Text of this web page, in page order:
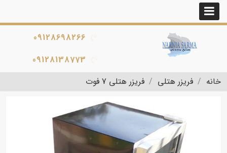
09128698266
09128138773
خانه
فریزر هتلی فریزر هتلی 7 فوت